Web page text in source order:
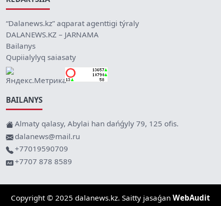
“Dalanews.kz” aqparat agenttigi týraly
DALANEWS.KZ – JARNAMA
Bailanys
Qupiialylyq saiasaty
BAILANYS
Almaty qalasy, Abylai han dańǵyly 79, 125 ofis.
dalanews@mail.ru
+77019590709
+7707 878 8589
Copyright © 2025 dalanews.kz. Saitty jasaǵan WebAudit